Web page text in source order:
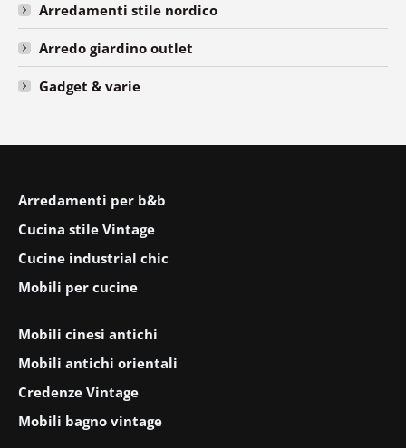
Arredamenti stile nordico
Arredo giardino outlet
Gadget & varie
Arredamenti per b&b
Cucina stile Vintage
Cucine industrial chic
Mobili per cucine
Mobili cinesi antichi
Mobili antichi orientali
Credenze Vintage
Mobili bagno vintage